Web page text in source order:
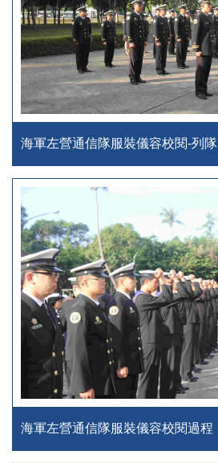
海軍左營通信隊服裝儀容校閱-列隊
海軍左營通信隊服裝儀容校閱過程